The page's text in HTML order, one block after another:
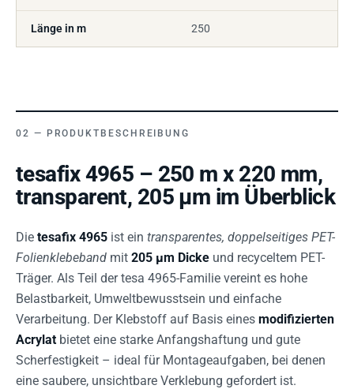
Länge in m 250
PRODUKTBESCHREIBUNG
tesafix 4965 – 250 m x 220 mm,
transparent, 205 µm im Überblick
Die tesafix 4965 ist ein transparentes, doppelseitiges PET-
Folienklebeband mit 205 µm Dicke und recyceltem PET-
Träger. Als Teil der tesa 4965-Familie vereint es hohe
Belastbarkeit, Umweltbewusstsein und einfache
Verarbeitung. Der Klebstoff auf Basis eines modifizierten
Acrylat bietet eine starke Anfangshaftung und gute
Scherfestigkeit – ideal für Montageaufgaben, bei denen
eine saubere, unsichtbare Verklebung gefordert ist.